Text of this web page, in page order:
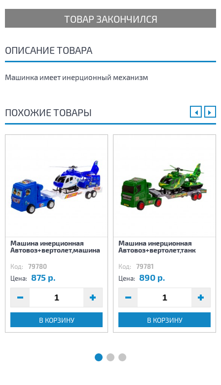
ТОВАР ЗАКОНЧИЛСЯ
ОПИСАНИЕ ТОВАРА
Машинка имеет инерционный механизм
ПОХОЖИЕ ТОВАРЫ
Машина инерционная
Автовоз+вертолет,машина
Код: 79780
Цена: 875 р.
В КОРЗИНУ
Машина инерционная
Автовоз+вертолет,танк
Код: 79781
Цена: 890 р.
В КОРЗИНУ